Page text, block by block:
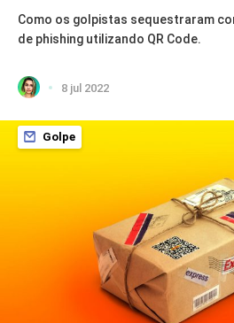
Como os golpistas sequestraram
de phishing utilizando QR Code.
8 jul 2022
Golpe